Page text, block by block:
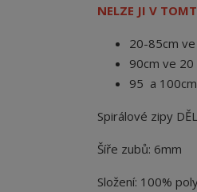
NELZE JI V
20-85cm
90cm ve 20
95 a
Spirálové zipy
Šíře zubů: 6mm
Složení: 100%